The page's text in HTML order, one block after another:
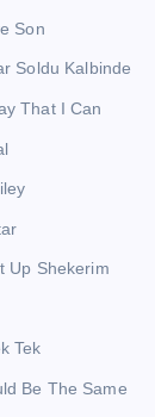
Son
Soldu Kalbinde
That I Can
Up Shekerim
Tek
Be The Same